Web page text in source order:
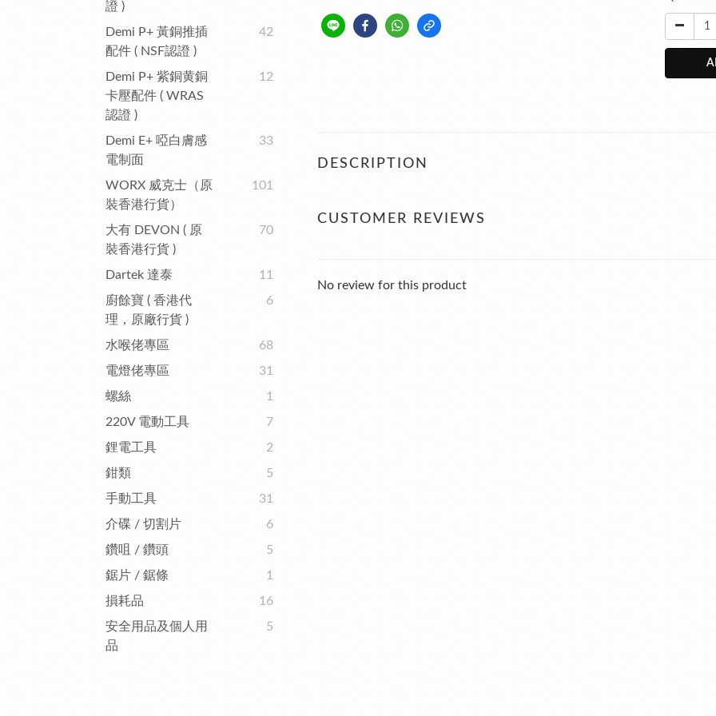
證 )
Demi P+ 黃銅推插
配件 ( NSF認證 )
42
Demi P+ 紫銅黄銅
卡壓配件 ( WRAS
認證 )
12
Demi E+ 啞白膚感
電制面
33
WORX 威克士（原
裝香港行貨）
101
大有 DEVON ( 原
裝香港行貨 )
70
Dartek 達泰
11
廚餘寶 ( 香港代
理，原廠行貨 )
6
水喉佬專區
68
電燈佬專區
31
螺絲
1
220V 電動工具
7
鋰電工具
2
鉗類
5
手動工具
31
介碟 / 切割片
6
鑽咀 / 鑽頭
5
鋸片 / 鋸條
1
損耗品
16
安全用品及個人用
品
5
DESCRIPTION
CUSTOMER REVIEWS
No review for this product